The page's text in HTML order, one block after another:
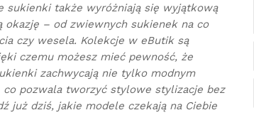
sukienki także wyróżniają się wyjątkową
okazję – od zwiewnych sukienek na co
czy wesela. Kolekcje w eButik są
czemu możesz mieć pewność, że
zachwycają nie tylko modnym
pozwala tworzyć stylowe stylizacje bez
już dziś, jakie modele czekają na Ciebie